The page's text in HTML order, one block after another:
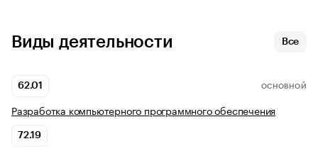
Виды деятельности Все
62.01 ОСНОВНОЙ
Разработка компьютерного программного обеспечения
72.19